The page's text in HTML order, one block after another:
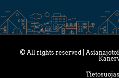
© All rights reserved |